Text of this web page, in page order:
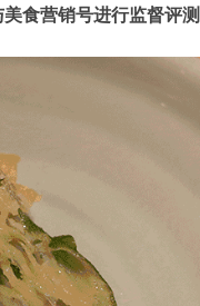
食营销号进行监督评测